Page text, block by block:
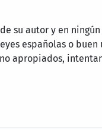
su autor y en
españolas o buen
apropiados,